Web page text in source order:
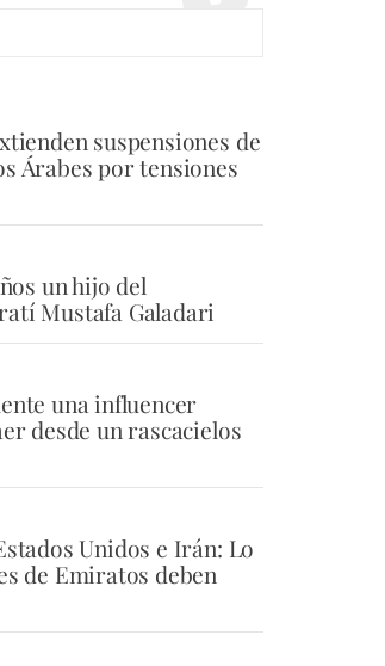
suspensiones de
Árabes por tensiones
un hijo del
Mustafa Galadari
una influencer
desde un rascacielos
Unidos e Irán: Lo
de Emiratos deben